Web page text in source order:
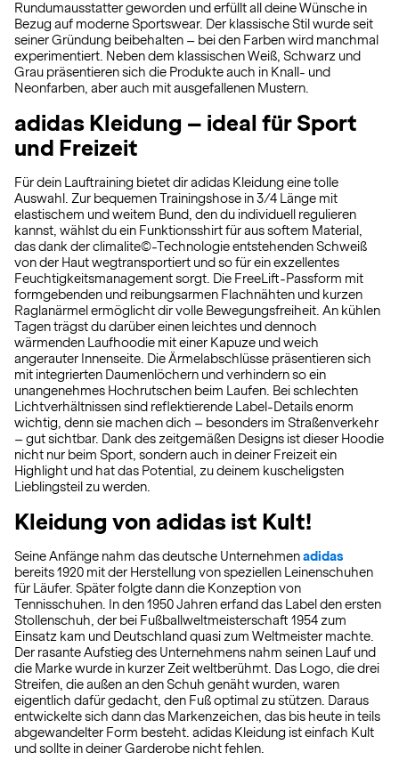
Rundumausstatter geworden und erfüllt all deine Wünsche in
Bezug auf moderne Sportswear. Der klassische Stil wurde seit
seiner Gründung beibehalten – bei den Farben wird manchmal
experimentiert. Neben dem klassischen Weiß, Schwarz und
Grau präsentieren sich die Produkte auch in Knall- und
Neonfarben, aber auch mit ausgefallenen Mustern.
adidas Kleidung – ideal für Sport
und Freizeit
Für dein Lauftraining bietet dir adidas Kleidung eine tolle
Auswahl. Zur bequemen Trainingshose in 3/4 Länge mit
elastischem und weitem Bund, den du individuell regulieren
kannst, wählst du ein Funktionsshirt für aus softem Material,
das dank der climalite©-Technologie entstehenden Schweiß
von der Haut wegtransportiert und so für ein exzellentes
Feuchtigkeitsmanagement sorgt. Die FreeLift-Passform mit
formgebenden und reibungsarmen Flachnähten und kurzen
Raglanärmel ermöglicht dir volle Bewegungsfreiheit. An kühlen
Tagen trägst du darüber einen leichtes und dennoch
wärmenden Laufhoodie mit einer Kapuze und weich
angerauter Innenseite. Die Ärmelabschlüsse präsentieren sich
mit integrierten Daumenlöchern und verhindern so ein
unangenehmes Hochrutschen beim Laufen. Bei schlechten
Lichtverhältnissen sind reflektierende Label-Details enorm
wichtig, denn sie machen dich – besonders im Straßenverkehr
– gut sichtbar. Dank des zeitgemäßen Designs ist dieser Hoodie
nicht nur beim Sport, sondern auch in deiner Freizeit ein
Highlight und hat das Potential, zu deinem kuscheligsten
Lieblingsteil zu werden.
Kleidung von adidas ist Kult!
Seine Anfänge nahm das deutsche Unternehmenadidas
bereits 1920 mit der Herstellung von speziellen Leinenschuhen
für Läufer. Später folgte dann die Konzeption von
Tennisschuhen. In den 1950 Jahren erfand das Label den ersten
Stollenschuh, der bei Fußballweltmeisterschaft 1954 zum
Einsatz kam und Deutschland quasi zum Weltmeister machte.
Der rasante Aufstieg des Unternehmens nahm seinen Lauf und
die Marke wurde in kurzer Zeit weltberühmt. Das Logo, die drei
Streifen, die außen an den Schuh genäht wurden, waren
eigentlich dafür gedacht, den Fuß optimal zu stützen. Daraus
entwickelte sich dann das Markenzeichen, das bis heute in teils
abgewandelter Form besteht. adidas Kleidung ist einfach Kult
und sollte in deiner Garderobe nicht fehlen.